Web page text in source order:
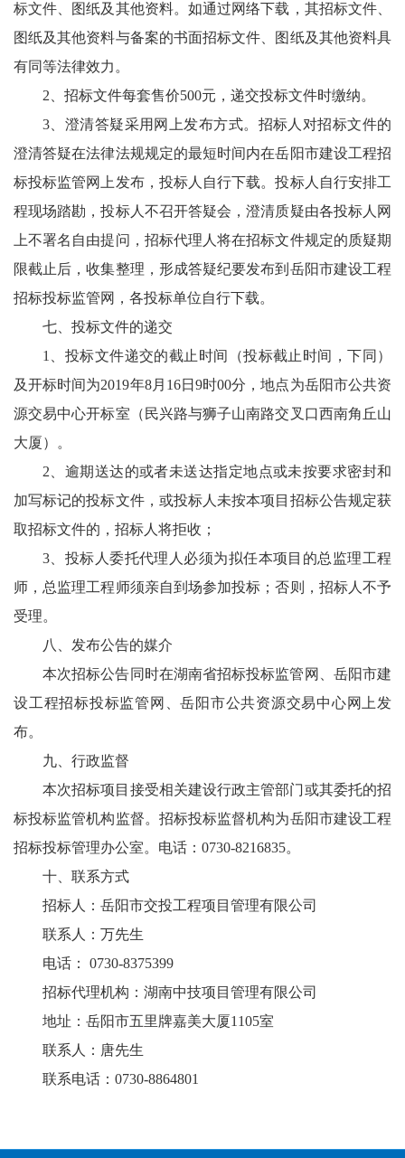
标文件、图纸及其他资料。如通过网络下载，其招标文件、
图纸及其他资料与备案的书面招标文件、图纸及其他资料具
有同等法律效力。
2、招标文件每套售价500元，递交投标文件时缴纳。
3、澄清答疑采用网上发布方式。招标人对招标文件的
澄清答疑在法律法规规定的最短时间内在岳阳市建设工程招
标投标监管网上发布，投标人自行下载。投标人自行安排工
程现场踏勘，投标人不召开答疑会，澄清质疑由各投标人网
上不署名自由提问，招标代理人将在招标文件规定的质疑期
限截止后，收集整理，形成答疑纪要发布到岳阳市建设工程
招标投标监管网，各投标单位自行下载。
七、投标文件的递交
1、投标文件递交的截止时间（投标截止时间，下同）
及开标时间为2019年8月16日9时00分，地点为岳阳市公共资
源交易中心开标室（民兴路与狮子山南路交叉口西南角丘山
大厦）。
2、逾期送达的或者未送达指定地点或未按要求密封和
加写标记的投标文件，或投标人未按本项目招标公告规定获
取招标文件的，招标人将拒收；
3、投标人委托代理人必须为拟任本项目的总监理工程
师，总监理工程师须亲自到场参加投标；否则，招标人不予
受理。
八、发布公告的媒介
本次招标公告同时在湖南省招标投标监管网、岳阳市建
设工程招标投标监管网、岳阳市公共资源交易中心网上发
布。
九、行政监督
本次招标项目接受相关建设行政主管部门或其委托的招
标投标监管机构监督。招标投标监督机构为岳阳市建设工程
招标投标管理办公室。电话：0730-8216835。
十、联系方式
招标人：岳阳市交投工程项目管理有限公司
联系人：万先生
电话： 0730-8375399
招标代理机构：湖南中技项目管理有限公司
地址：岳阳市五里牌嘉美大厦1105室
联系人：唐先生
联系电话：0730-8864801